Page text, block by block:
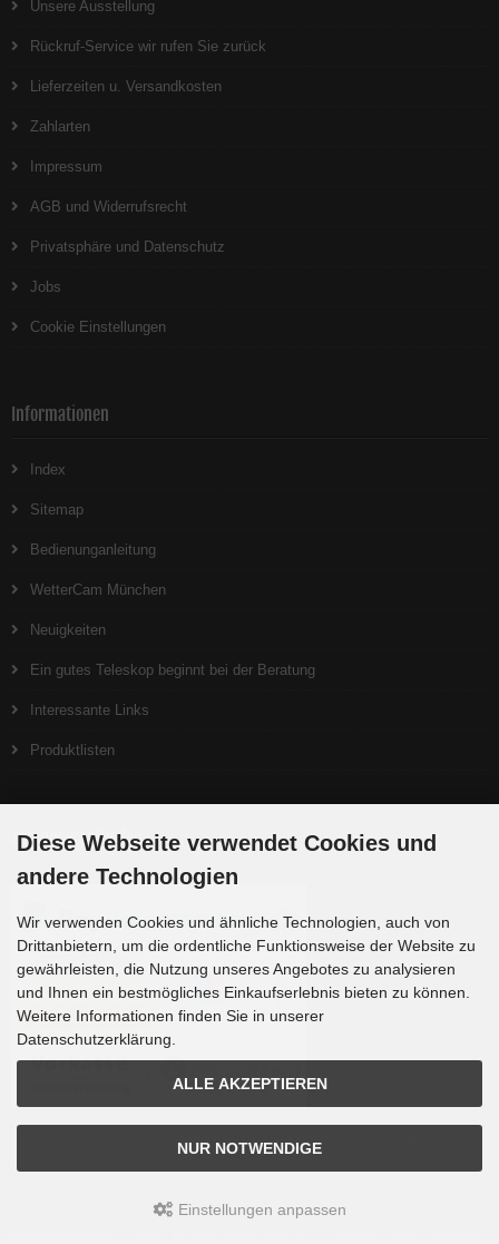
Unsere Ausstellung
Rückruf-Service wir rufen Sie zurück
Lieferzeiten u. Versandkosten
Zahlarten
Impressum
AGB und Widerrufsrecht
Privatsphäre und Datenschutz
Jobs
Cookie Einstellungen
Informationen
Index
Sitemap
Bedienunganleitung
WetterCam München
Neuigkeiten
Ein gutes Teleskop beginnt bei der Beratung
Interessante Links
Produktlisten
Zahlungsmethoden
Sprachvariablen befinden sich in der Datei tpl_modified/lang/german/lang_german.custom.
Diese Webseite verwendet Cookies und
andere Technologien
Wir verwenden Cookies und ähnliche Technologien, auch von
Drittanbietern, um die ordentliche Funktionsweise der Website zu
gewährleisten, die Nutzung unseres Angebotes zu analysieren
und Ihnen ein bestmögliches Einkaufserlebnis bieten zu können.
Weitere Informationen finden Sie in unserer
Datenschutzerklärung.
ALLE AKZEPTIEREN
NUR NOTWENDIGE
Einstellungen anpassen